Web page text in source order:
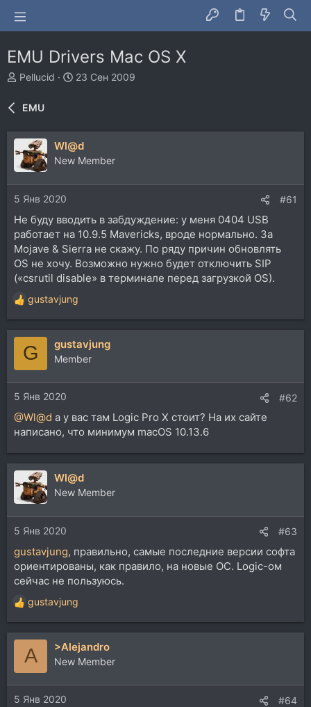
EMU Drivers Mac OS X
А
т
р
т
е
м
Pellucid
Д
н
а
ч
23 Сен 2009
EMU
Wl@d
New Member
5 Янв 2020 #61
Не буду вводить в забдуждение: у меня 0404 USB
работает на 10.9.5 Mavericks, вроде нормально. За
Mojave & Sierra не скажу. По ряду причин обновлять
OS не хочу. Возможно нужно будет отключить SIP
(«csrutil disable» в терминале перед загрузкой OS).
Р
е
а
и
и
:
gustavjung
G gustavjung
Member
5 Янв 2020 #62
@Wl@d а у вас там Logic Pro X стоит? На их сайте
написано, что минимум macOS 10.13.6
Wl@d
New Member
5 Янв 2020 #63
gustavjung, правильно, самые последние версии софта
ориентированы, как правило, на новые ОС. Logic-ом
сейчас не пользуюсь.
Р
е
а
и
и
:
gustavjung
A >Alejandro
New Member
5 Янв 2020 #64